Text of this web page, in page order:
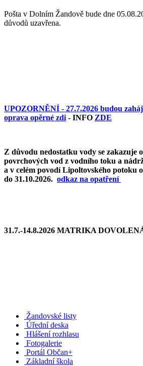
Pošta v Dolním Žandově bude dne
důvodů uzavřena.
UPOZORNĚNÍ - 27.7.2026 budou
oprava opěrné zdi - INFO ZDE
Z důvodu nedostatku vody se zakazuje
povrchových vod z vodního toku a
a v celém povodí Lipoltovského potoku
do 31.10.2026. odkaz na opatření
31.7.-14.8.2026 MATRIKA
Žandovské listy
Úřední deska
Hlášení rozhlasu
Fotogalerie
Portál Občan+
Základní škola